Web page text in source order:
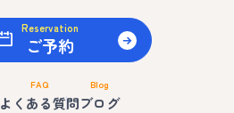
Reservation
ご予約
FAQ
よくある質問
Blog
ブログ